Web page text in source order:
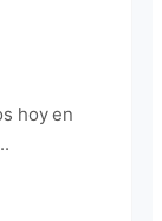
hoy en